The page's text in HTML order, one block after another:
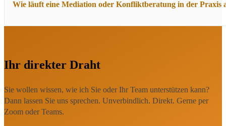
Vorbeugen bedeutet nicht, Konflikte zu vermeiden, sondern sie
Wie läuft eine Mediation oder Konfliktberatung in der Praxis
dem Gespräch weiter.
Ihr direkter Draht
Sie wollen wissen, wie ich Sie oder Ihr Team unterstützen kann?
Dann lassen Sie uns sprechen. Unverbindlich. Direkt. Gerne per
Zoom oder Teams.